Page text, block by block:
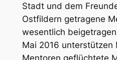
Stadt und dem
Ostfildern getragene
wesentlich
Mai 2016 unterstützen
Mentoren geflüchtete